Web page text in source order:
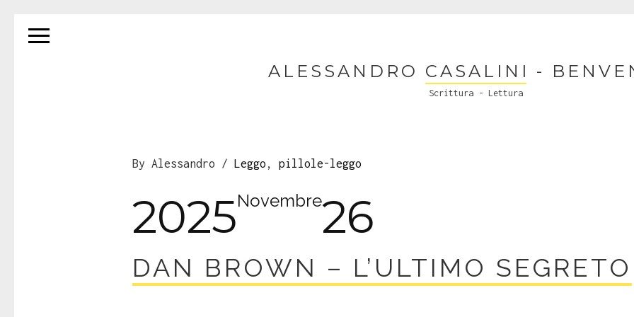
ALESSANDRO CASALINI -
Scrittura - Lettura
By Alessandro / Leggo , pillole-leggo
2025Novembre26
DAN BROWN – L’ULTIMO SEGRETO